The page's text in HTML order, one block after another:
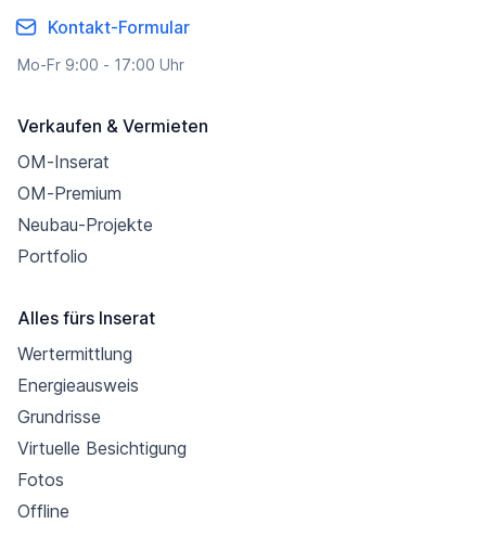
Kontakt-Formular
Mo-Fr 9:00 - 17:00 Uhr
Verkaufen & Vermieten
OM-Inserat
OM-Premium
Neubau-Projekte
Portfolio
Alles fürs Inserat
Wertermittlung
Energieausweis
Grundrisse
Virtuelle Besichtigung
Fotos
Offline